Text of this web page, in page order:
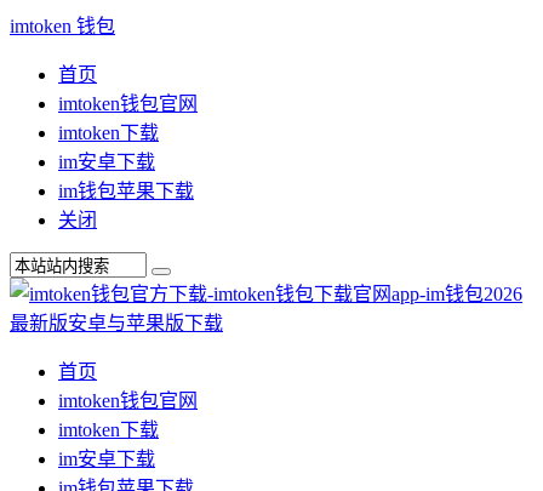
imtoken 钱包
首页
imtoken钱包官网
imtoken下载
im安卓下载
im钱包苹果下载
关闭
首页
imtoken钱包官网
imtoken下载
im安卓下载